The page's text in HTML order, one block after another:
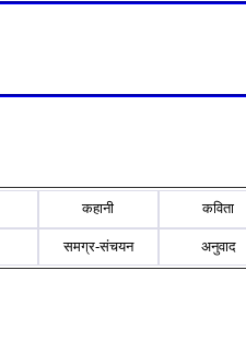
कहानी कविता
समग्र-संचयन अनुवाद